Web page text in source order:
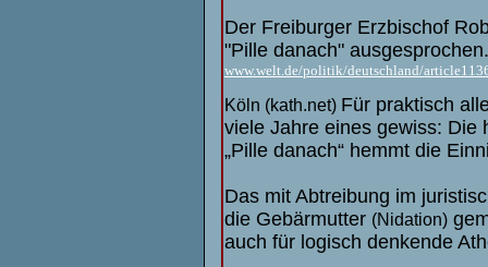
Der Freiburger Erzbischof
"Pille danach"
www.welt.de/politik/deutschland/
Köln (kath.net) Für praktisch
viele Jahre eines gewiss: Die
„Pille danach“ hemmt die
Das mit Abtreibung im
die Gebärmutter (Nidation)
auch für logisch denkende